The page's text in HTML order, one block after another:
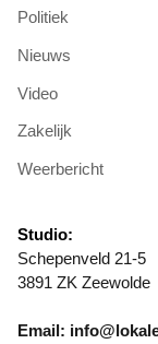
Politiek
Nieuws
Video
Zakelijk
Weerbericht
Studio:
Schepenveld 21-5
3891 ZK Zeewolde
Email: